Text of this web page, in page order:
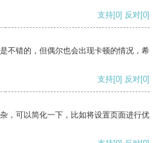
支持[0] 反对[0]
不错的，但偶尔也会出现卡顿的情况，希
支持[0] 反对[0]
，可以简化一下，比如将设置页面进行优